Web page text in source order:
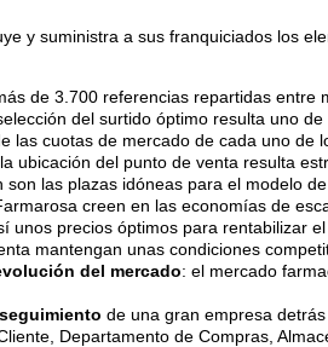
y suministra a sus franquiciados los
de 3.700 referencias repartidas entre
del surtido óptimo resulta uno
las cuotas de mercado de cada uno de
ubicación del punto de venta resulta
son las plazas idóneas para el modelo de
creen en las economías de
unos precios óptimos para rentabilizar
mantengan unas condiciones
del mercado: el mercado
de una gran empresa
Departamento de Compras,